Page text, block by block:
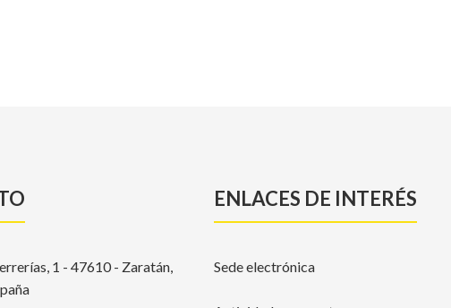
1 - 47610 - Zaratán,
ENLACES DE INTERÉS
Sede electrónica